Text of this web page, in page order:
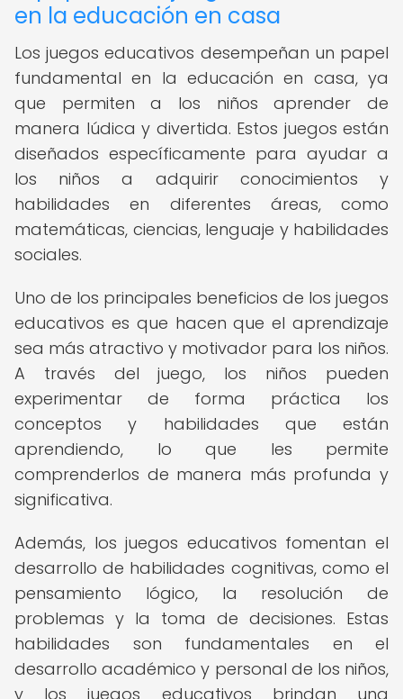
en la educación en casa
Los juegos educativos desempeñan un papel
fundamental en la educación en casa, ya
que permiten a los niños aprender de
manera lúdica y divertida. Estos juegos están
diseñados específicamente para ayudar a
los niños a adquirir conocimientos y
habilidades en diferentes áreas, como
matemáticas, ciencias, lenguaje y habilidades
sociales.
Uno de los principales beneficios de los juegos
educativos es que hacen que el aprendizaje
sea más atractivo y motivador para los niños.
A través del juego, los niños pueden
experimentar de forma práctica los
conceptos y habilidades que están
aprendiendo, lo que les permite
comprenderlos de manera más profunda y
significativa.
Además, los juegos educativos fomentan el
desarrollo de habilidades cognitivas, como el
pensamiento lógico, la resolución de
problemas y la toma de decisiones. Estas
habilidades son fundamentales en el
desarrollo académico y personal de los niños,
y los juegos educativos brindan una